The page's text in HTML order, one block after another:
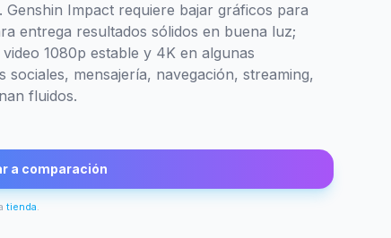
Impact requiere bajar gráficos para
entrega resultados sólidos en buena luz;
1080p estable y 4K en algunas
sociales, mensajería, navegación, streaming,
fluidos.
a comparación
tienda.